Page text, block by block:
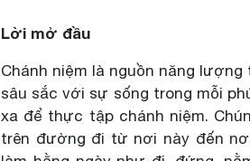
Lời mở đầu
Chánh niệm là nguồn năng
sâu sắc với sự sống trong mỗi
xa để thực tập chánh niệm.
trên đường đi từ nơi này đến